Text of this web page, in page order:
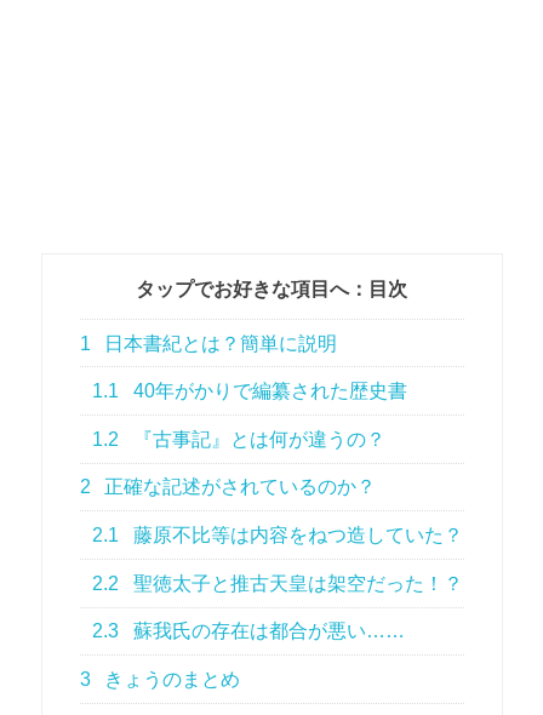
タップでお好きな項目へ：目次
1 日本書紀とは？簡単に説明
1.1 40年がかりで編纂された歴史書
1.2 『古事記』とは何が違うの？
2 正確な記述がされているのか？
2.1 藤原不比等は内容をねつ造していた？
2.2 聖徳太子と推古天皇は架空だった！？
2.3 蘇我氏の存在は都合が悪い……
3 きょうのまとめ